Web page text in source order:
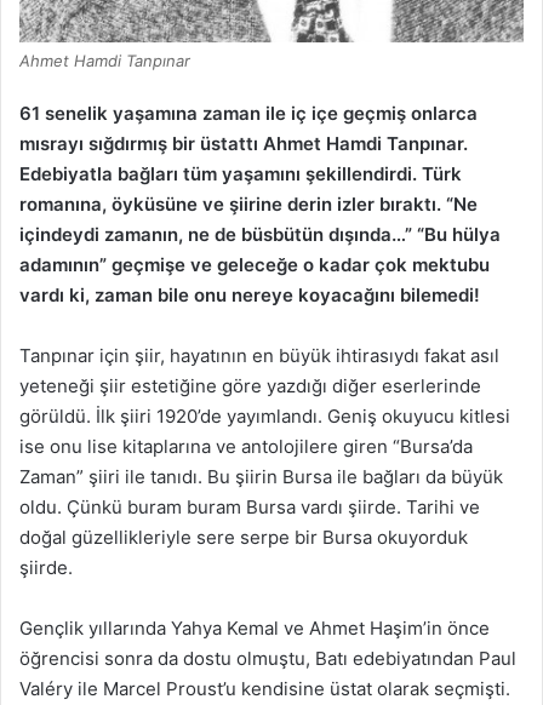
Ahmet Hamdi Tanpınar
61 senelik yaşamına zaman ile iç içe geçmiş onlarca
mısrayı sığdırmış bir üstattı Ahmet Hamdi Tanpınar.
Edebiyatla bağları tüm yaşamını şekillendirdi. Türk
romanına, öyküsüne ve şiirine derin izler bıraktı. “Ne
içindeydi zamanın, ne de büsbütün dışında…” “Bu hülya
adamının” geçmişe ve geleceğe o kadar çok mektubu
vardı ki, zaman bile onu nereye koyacağını bilemedi!
Tanpınar için şiir, hayatının en büyük ihtirasıydı fakat asıl
yeteneği şiir estetiğine göre yazdığı diğer eserlerinde
görüldü. İlk şiiri 1920’de yayımlandı. Geniş okuyucu kitlesi
ise onu lise kitaplarına ve antolojilere giren “Bursa’da
Zaman” şiiri ile tanıdı. Bu şiirin Bursa ile bağları da büyük
oldu. Çünkü buram buram Bursa vardı şiirde. Tarihi ve
doğal güzellikleriyle sere serpe bir Bursa okuyorduk
şiirde.
Gençlik yıllarında Yahya Kemal ve Ahmet Haşim’in önce
öğrencisi sonra da dostu olmuştu, Batı edebiyatından Paul
Valéry ile Marcel Proust’u kendisine üstat olarak seçmişti.